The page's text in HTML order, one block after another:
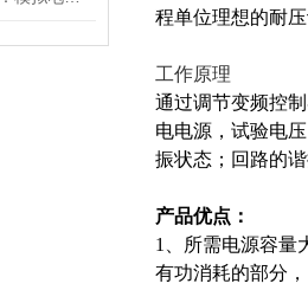
程单位理想的耐
工作原理
通过调节变频控
电电源，试验电
振状态；回路的
产品优点：
1、所需电源容量
有功消耗的部分